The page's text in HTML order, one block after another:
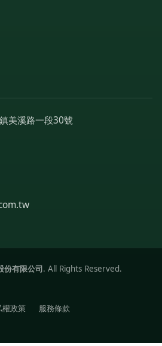
美溪路一段30號
份有限公司. All Rights Reserved.
權政策 服務條款